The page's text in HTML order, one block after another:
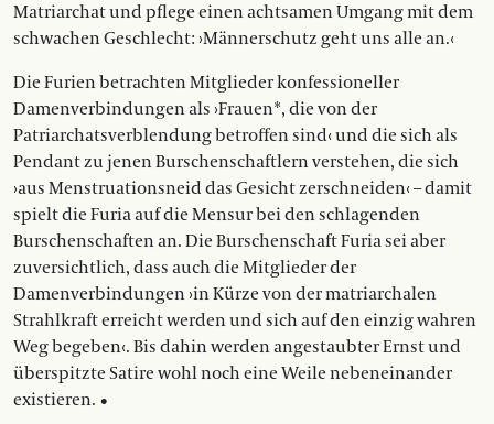
Matriarchat und pflege einen achtsamen Umgang mit dem
schwachen Geschlecht: ›Männerschutz geht uns alle an.‹
Die Furien betrachten Mitglieder konfessioneller
Damenverbindungen als ›Frauen*, die von der
Patriarchatsverblendung betroffen sind‹ und die sich als
Pendant zu jenen Burschenschaftlern verstehen, die sich
›aus Menstruationsneid das Gesicht zerschneiden‹ – damit
spielt die Furia auf die Mensur bei den schlagenden
Burschenschaften an. Die Burschenschaft Furia sei aber
zuversichtlich, dass auch die Mitglieder der
Damenverbindungen ›in Kürze von der matriarchalen
Strahlkraft erreicht werden und sich auf den einzig wahren
Weg begeben‹. Bis dahin werden angestaubter Ernst und
überspitzte Satire wohl noch eine Weile nebeneinander
existieren. •